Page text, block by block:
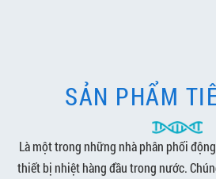
SẢN PHẨM
Là một trong những nhà phân phối
thiết bị nhiệt hàng đầu trong nước.